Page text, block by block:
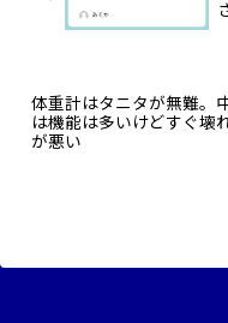
体重計はタニタが無難。
は機能は多いけどすぐ壊
が悪い